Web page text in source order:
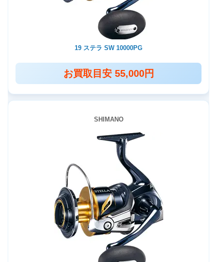
19 ステラ SW 10000PG
お買取目安 55,000円
SHIMANO